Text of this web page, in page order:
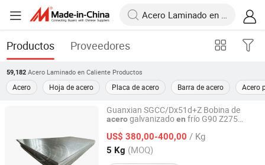
Productos Proveedores
59,182 Acero Laminado en Caliente Productos
Acero Hoja de acero Placa de acero Barra de acero Acero
Guanxian SGCC/Dx51d+Z Bobina de
acerogalvanizadoen frío G90 Z275
600mm-1500mm Ancho 2mm Grosor de
acero galvanizado
US$ 380,00-400,00 / Kg
5 Kg (MOQ)
Qingdao Guanxian New Material Co., Ltd.
Shandong, China Desde 2025